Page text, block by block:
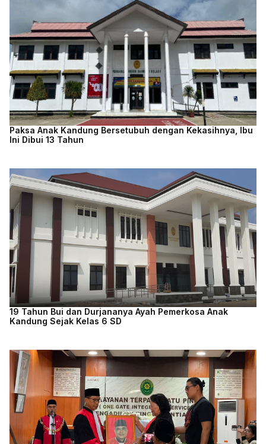
Paksa Anak Kandung Bersetubuh dengan Kekasihnya, Ibu
Ini Dibui 13 Tahun
19 Tahun Bui dan Durjananya Ayah Pemerkosa Anak
Kandung Sejak Kelas 6 SD